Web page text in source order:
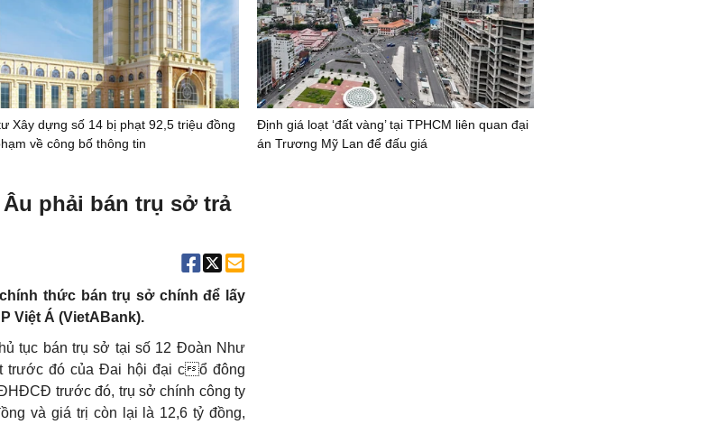
Xây dựng số 14 bị phạt 92,5 triệu đồng
về công bố thông tin
Định giá loạt ‘đất vàng’ tại TPHCM liên quan đại
án Trương Mỹ Lan để đấu giá
phải bán trụ sở trả
thức bán trụ sở chính để lấy
Việt Á (VietABank).
tục bán trụ sở tại số 12 Đoàn Như
trước đó của Đai hội đại cổ đông
trước đó, trụ sở chính công ty
và giá trị còn lại là 12,6 tỷ đồng,